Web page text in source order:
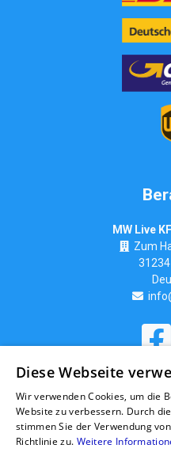
MW Live
Zum
31234
Diese Webseite
Wir verwenden Cookies, um die
Website zu verbessern. Durch
stimmen Sie der Verwendung
Richtlinie zu. Weitere